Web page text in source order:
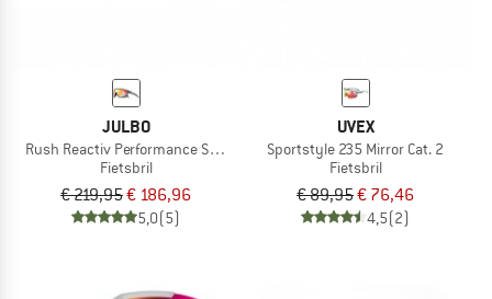
JULBO
Rush Reactiv Performance S1-3 (VLT 17 / 75%)
Fietsbril
€ 219,95€ 186,96
5,0(5)
UVEX
Sportstyle 235 Mirror Cat. 2
Fietsbril
€ 89,95€ 76,46
4,5(2)